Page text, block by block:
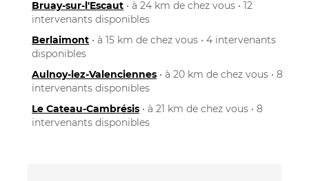
Bruay-sur-l'Escaut • à 24 km de chez vous • 12
intervenants disponibles
Berlaimont • à 15 km de chez vous • 4 intervenants
disponibles
Aulnoy-lez-Valenciennes • à 20 km de chez vous • 8
intervenants disponibles
Le Cateau-Cambrésis • à 21 km de chez vous • 8
intervenants disponibles